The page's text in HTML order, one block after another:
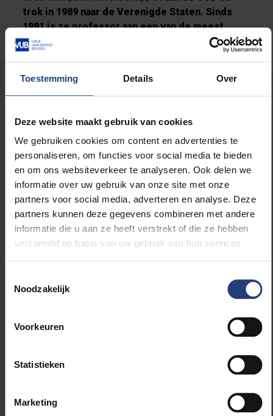
Toestemming Details Over
Deze website maakt gebruik van cookies
We gebruiken cookies om content en advertenties te
personaliseren, om functies voor social media te bieden
en om ons websiteverkeer te analyseren. Ook delen we
informatie over uw gebruik van onze site met onze
partners voor social media, adverteren en analyse. Deze
partners kunnen deze gegevens combineren met andere
informatie die u aan ze heeft verstrekt of die ze hebben
verzameld op basis van uw gebruik van hun services.
Noodzakelijk
Voorkeuren
Statistieken
Marketing
trok in 1989 naar de Verenigde Staten. Sinds
1991 is ze professor aan een van de meest
prestigieuze technische universiteiten ter
wereld: Massachusetts Institute of Technology
kunstmatige intelligentie en leidt haar eigen
onderzoek in het Media Lab waar ze met
verhouding tussen mens en technologie tracht
te optimaliseren.Deze week is professor Maes
in Brussel waar ze de centrale gast is voor het
New Insights-event vanDe Tijd.